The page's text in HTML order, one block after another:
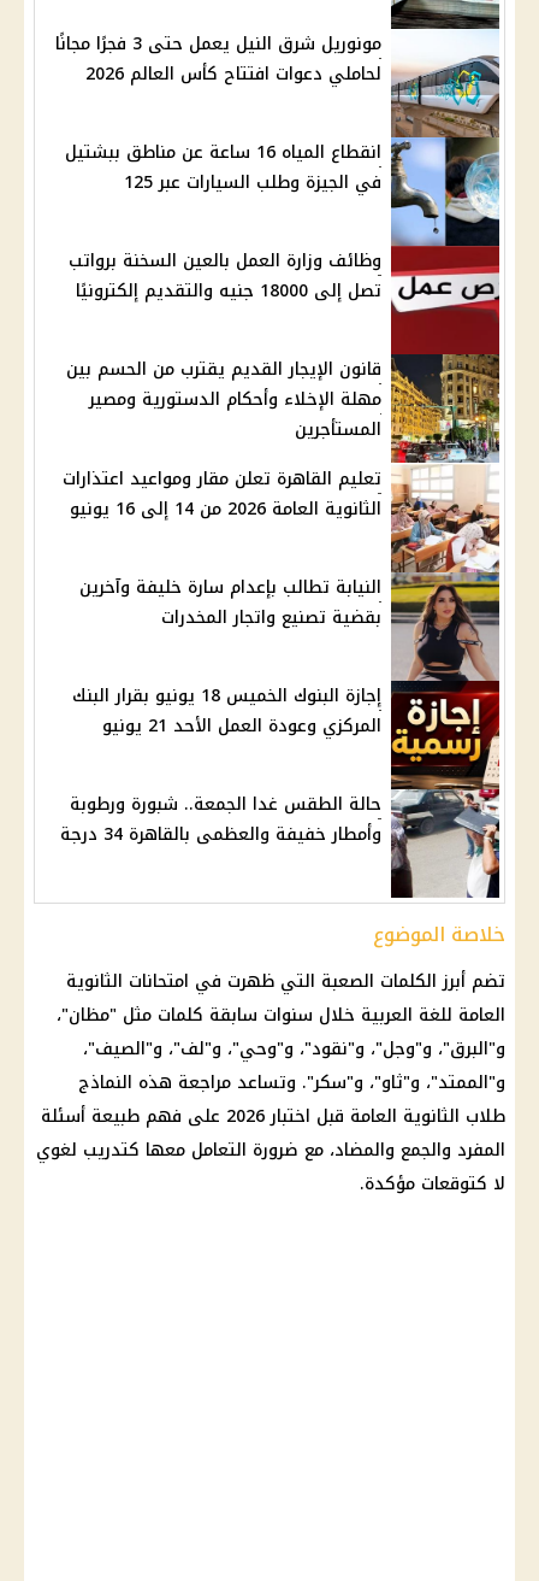
مونوريل شرق النيل يعمل حتى 3 فجرًا مجانًا
لحاملي دعوات افتتاح كأس العالم 2026
انقطاع المياه 16 ساعة عن مناطق ببشتيل
في الجيزة وطلب السيارات عبر 125
وظائف وزارة العمل بالعين السخنة برواتب
تصل إلى 18000 جنيه والتقديم إلكترونيًا
قانون الإيجار القديم يقترب من الحسم بين
مهلة الإخلاء وأحكام الدستورية ومصير
المستأجرين
تعليم القاهرة تعلن مقار ومواعيد اعتذارات
الثانوية العامة 2026 من 14 إلى 16 يونيو
النيابة تطالب بإعدام سارة خليفة وآخرين
بقضية تصنيع واتجار المخدرات
إجازة البنوك الخميس 18 يونيو بقرار البنك
المركزي وعودة العمل الأحد 21 يونيو
حالة الطقس غدا الجمعة.. شبورة ورطوبة
وأمطار خفيفة والعظمى بالقاهرة 34 درجة
خلاصة الموضوع
تضم أبرز الكلمات الصعبة التي ظهرت في امتحانات الثانوية
العامة للغة العربية خلال سنوات سابقة كلمات مثل "مظان"،
و"البرق"، و"وجل"، و"نقود"، و"وحي"، و"لف"، و"الصيف"،
و"الممتد"، و"ثاو"، و"سكر". وتساعد مراجعة هذه النماذج
طلاب الثانوية العامة
قبل اختبار 2026 على فهم طبيعة أسئلة
المفرد والجمع والمضاد، مع ضرورة التعامل معها كتدريب لغوي
لا كتوقعات مؤكدة.